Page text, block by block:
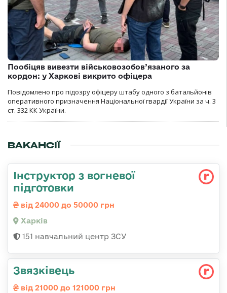
Пообіцяв вивезти військовозобов’язаного за
кордон: у Харкові викрито офіцера
Повідомлено про підозру офіцеру штабу одного з батальйонів
оперативного призначення Національної гвардії України за ч. 3
ст. 332 КК України.
ВАКАНСІЇ
Інструктор з вогневої
підготовки
від 24000 до 50000 грн
Харків
151 навчальний центр ЗСУ
Звязківець
від 21000 до 121000 грн